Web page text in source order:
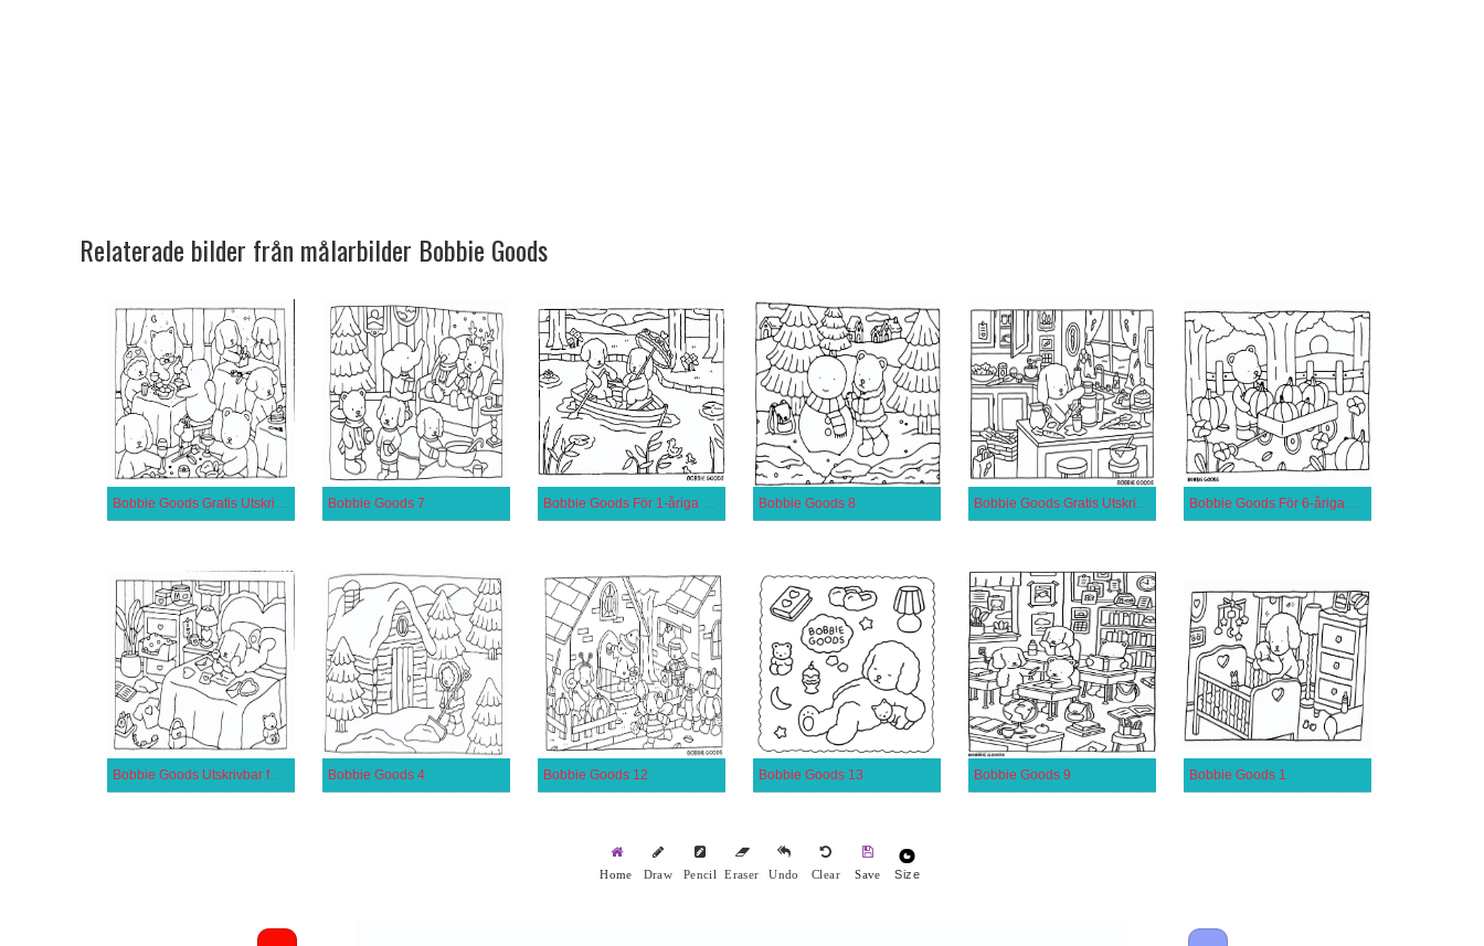
Relaterade bilder från målarbilder Bobbie Goods
Bobbie Goods 7 Bobbie Goods 8
Bobbie Goods Utskrivbar för Barn Bobbie Goods 4 Bobbie Goods 12 Bobbie Goods 13 Bobbie Goods 9 Bobbie Goods 1
Home Draw Pencil Eraser Undo Clear Save Size